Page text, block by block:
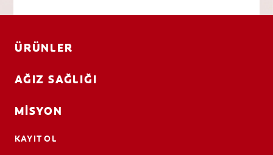
ÜRÜNLER
AĞIZ SAĞLIĞI
MISYON
KAYIT OL